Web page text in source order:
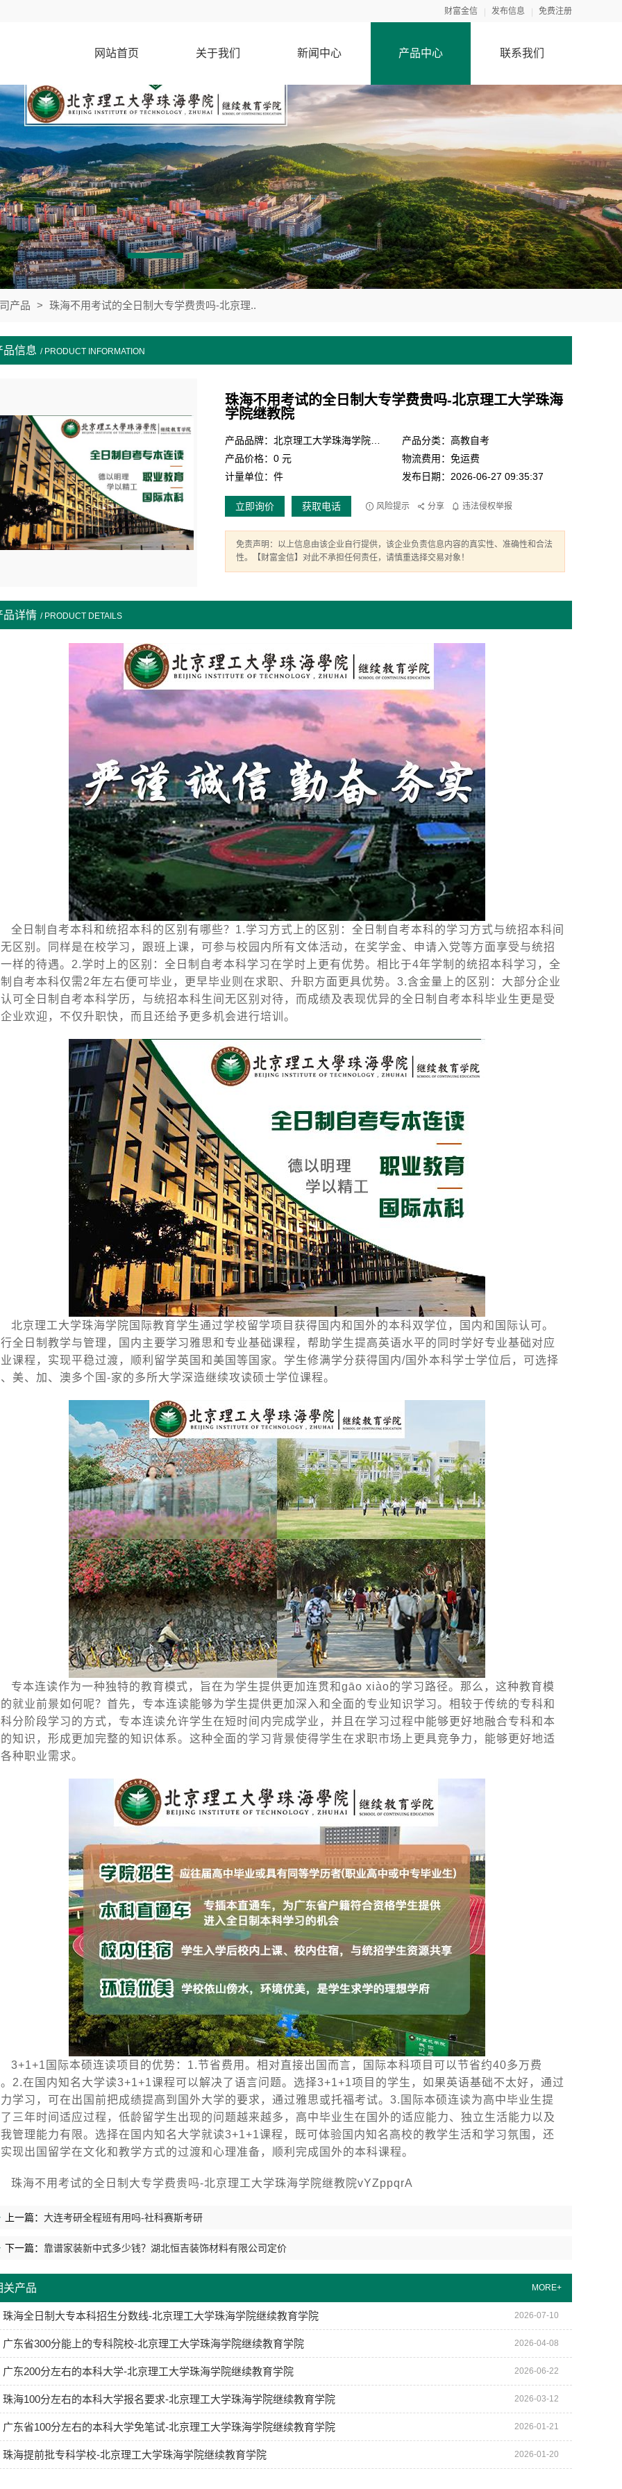
财富金信 发布信息 免费注册
网站首页 关于我们 新闻中心 产品中心 联系我们
产品 > 珠海不用考试的全日制大专学费贵吗-北京理..
品信息 / PRODUCT INFORMATION
珠海不用考试的全日制大专学费贵吗-北京理工大学珠海
学院继教院
产品分类：高教自考
产品价格：0 元
物流费用：免运费
计量单位：件
发布日期：2026-06-27 09:35:37
立即询价 获取电话 风险提示 分享 违法侵权举报
免责声明：以上信息由该企业自行提供，该企业负责信息内容的真实性、准确性和合法
性。【财富金信】对此不承担任何责任，请慎重选择交易对象！
品详情 / PRODUCT DETAILS
全日制自考本科和统招本科的区别有哪些？1.学习方式上的区别：全日制自考本科的学习方式与统招本科间
区别。同样是在校学习，跟班上课，可参与校园内所有文体活动，在奖学金、申请入党等方面享受与统招
样的待遇。2.学时上的区别：全日制自考本科学习在学时上更有优势。相比于4年学制的统招本科学习，全
自考本科仅需2年左右便可毕业，更早毕业则在求职、升职方面更具优势。3.含金量上的区别：大部分企业
可全日制自考本科学历，与统招本科生间无区别对待，而成绩及表现优异的全日制自考本科毕业生更是受
业欢迎，不仅升职快，而且还给予更多机会进行培训。
北京理工大学珠海学院国际教育学生通过学校留学项目获得国内和国外的本科双学位，国内和国际认可。
全日制教学与管理，国内主要学习雅思和专业基础课程，帮助学生提高英语水平的同时学好专业基础对应
课程，实现平稳过渡，顺利留学英国和美国等国家。学生修满学分获得国内/国外本科学士学位后，可选择
美、加、澳多个国-家的多所大学深造继续攻读硕士学位课程。
专本连读作为一种独特的教育模式，旨在为学生提供更加连贯和gāo xiào的学习路径。那么，这种教育模
就业前景如何呢？首先，专本连读能够为学生提供更加深入和全面的专业知识学习。相较于传统的专科和
分阶段学习的方式，专本连读允许学生在短时间内完成学业，并且在学习过程中能够更好地融合专科和本
知识，形成更加完整的知识体系。这种全面的学习背景使得学生在求职市场上更具竞争力，能够更好地适
种职业需求。
3+1+1国际本硕连读项目的优势：1.节省费用。相对直接出国而言，国际本科项目可以节省约40多万费
2.在国内知名大学读3+1+1课程可以解决了语言问题。选择3+1+1项目的学生，如果英语基础不太好，通过
学习，可在出国前把成绩提高到国外大学的要求，通过雅思或托福考试。3.国际本硕连读为高中毕业生提
三年时间适应过程，低龄留学生出现的问题越来越多，高中毕业生在国外的适应能力、独立生活能力以及
管理能力有限。选择在国内知名大学就读3+1+1课程，既可体验国内知名高校的教学生活和学习氛围，还
现出国留学在文化和教学方式的过渡和心理准备，顺利完成国外的本科课程。
珠海不用考试的全日制大专学费贵吗-北京理工大学珠海学院继教院vYZppqrA
上一篇： 大连考研全程班有用吗-社科赛斯考研
下一篇： 靠谱家装新中式多少钱？湖北恒吉装饰材料有限公司定价
关产品 MORE+
珠海全日制大专本科招生分数线-北京理工大学珠海学院继续教育学院 2026-07-10
广东省300分能上的专科院校-北京理工大学珠海学院继续教育学院 2026-04-08
广东200分左右的本科大学-北京理工大学珠海学院继续教育学院 2026-06-22
珠海100分左右的本科大学报名要求-北京理工大学珠海学院继续教育学院 2026-03-12
广东省100分左右的本科大学免笔试-北京理工大学珠海学院继续教育学院 2026-01-21
珠海提前批专科学校-北京理工大学珠海学院继续教育学院 2026-01-20